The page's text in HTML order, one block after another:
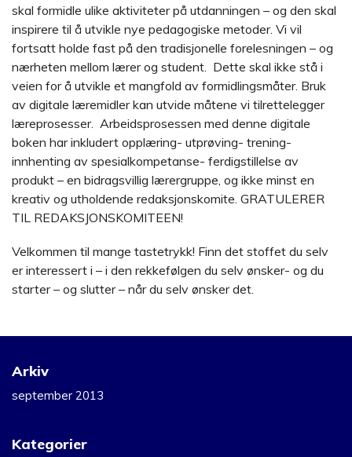
skal formidle ulike aktiviteter på utdanningen – og den skal
inspirere til å utvikle nye pedagogiske metoder. Vi vil
fortsatt holde fast på den tradisjonelle forelesningen – og
nærheten mellom lærer og student. Dette skal ikke stå i
veien for å utvikle et mangfold av formidlingsmåter. Bruk
av digitale læremidler kan utvide måtene vi tilrettelegger
læreprosesser. Arbeidsprosessen med denne digitale
boken har inkludert opplæring- utprøving- trening-
innhenting av spesialkompetanse- ferdigstillelse av
produkt – en bidragsvillig lærergruppe, og ikke minst en
kreativ og utholdende redaksjonskomite. GRATULERER
TIL REDAKSJONSKOMITEEN!
Velkommen til mange tastetrykk! Finn det stoffet du selv
er interessert i – i den rekkefølgen du selv ønsker- og du
starter – og slutter – når du selv ønsker det.
Arkiv
september 2013
Kategorier